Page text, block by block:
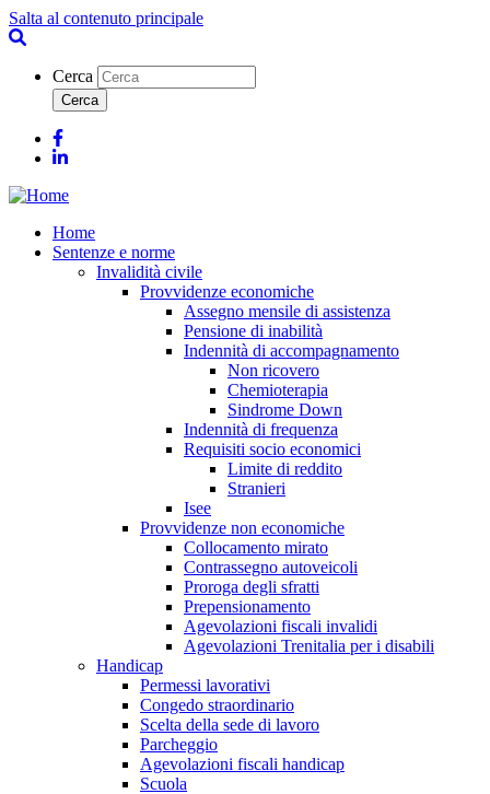
Salta al contenuto principale
Cerca
Facebook
Linkedin
Home
Sentenze e norme
Invalidità civile
Provvidenze economiche
Assegno mensile di assistenza
Pensione di inabilità
Indennità di accompagnamento
Non ricovero
Chemioterapia
Sindrome Down
Indennità di frequenza
Requisiti socio economici
Limite di reddito
Stranieri
Isee
Provvidenze non economiche
Collocamento mirato
Contrassegno autoveicoli
Proroga degli sfratti
Prepensionamento
Agevolazioni fiscali invalidi
Agevolazioni Trenitalia per i disabili
Handicap
Permessi lavorativi
Congedo straordinario
Scelta della sede di lavoro
Parcheggio
Agevolazioni fiscali handicap
Scuola